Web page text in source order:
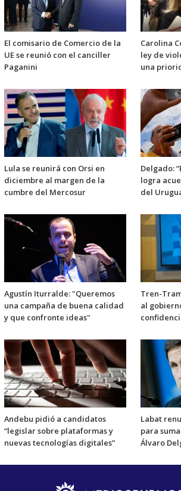
El comisario de Comercio de la
UE se reunió con el canciller
Paganini
Carolina
ley de
una
Lula se reunirá con Orsi en
diciembre al margen de la
cumbre del Mercosur
Delgado:
logra
del
Agustín Iturralde: "Queremos
una campaña de buena calidad
y que confronte ideas"
Tren-
al
Andebu pidió a candidatos
“legislar sobre plataformas y
nuevas tecnologías digitales”
Labat
para
Álvaro